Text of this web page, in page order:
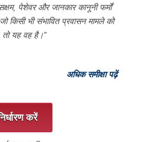
पेशेवर और जानकार कानूनी फर्मों
किसी भी संभावित प्रवासन मामले को
तो यह वह है।”
अधिक समीक्षा पढ़ें
करें